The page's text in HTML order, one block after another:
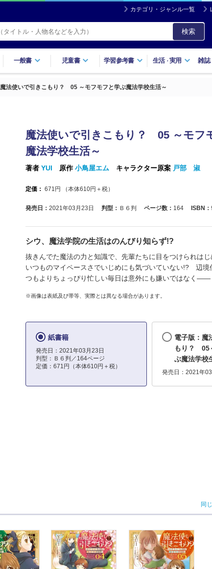
カテゴリ・ジャンル一覧
検索
一般書 児童書 学習参考書 生活・実用 雑誌
魔法使いで引きこもり？ 05 ～モフモフと学ぶ魔法学校生活～
魔法使いで引きこもり？ 05 ～モフ
魔法学校生活～
著者 YUI 原作小鳥屋エム キャラクター原案 戸部 淑
定価： 671 円 （本体610円＋税）
発売日： 2021年03月23日 判型： Ｂ６判 ページ数： 164 ISBN：
シウ、魔法学院の生活はのんびり知らず!?
抜きんでた魔法の力と知識で、先輩たちに目をつけられはじ
いつものマイペースさでいじめにも気づいていない!? 辺
つもよりちょっぴり忙しい毎日は意外にも嫌いではなく――
※画像は表紙及び帯等、実際とは異なる場合があります。
紙書籍
発売日：2021年03月23日
判型：Ｂ６判／164ページ
定価：671円（本体610円＋税）
電子版：魔
もり？ 05
ぶ魔法学校
発売日：2021年
同